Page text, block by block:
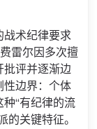
战术纪律要求
雷尔因多次擅
批评并逐渐边
性边界：个体
“有纪律的流
关键特征。